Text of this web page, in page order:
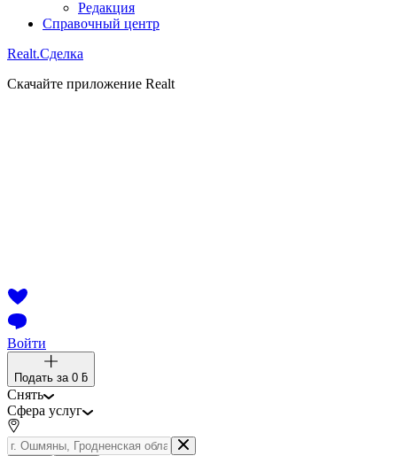
Редакция
Справочный центр
Realt.Сделка
Скачайте приложение Realt
Войти
Подать за 0 ƃ
Снять
Сфера услуг